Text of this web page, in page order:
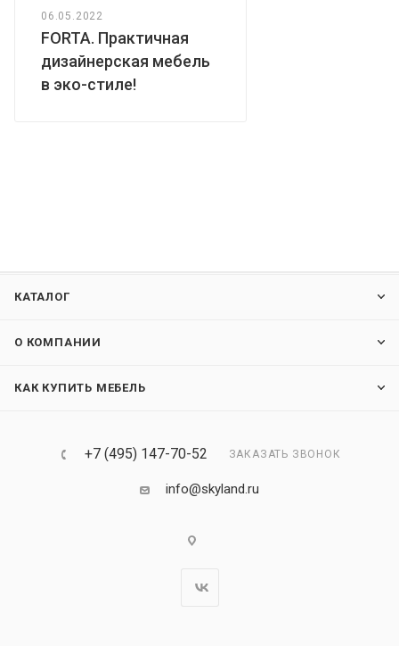
06.05.2022
FORTA. Практичная
дизайнерская мебель
в эко-стиле!
КАТАЛОГ
О КОМПАНИИ
КАК КУПИТЬ МЕБЕЛЬ
+7 (495) 147-70-52 ЗАКАЗАТЬ ЗВОНОК
info@skyland.ru